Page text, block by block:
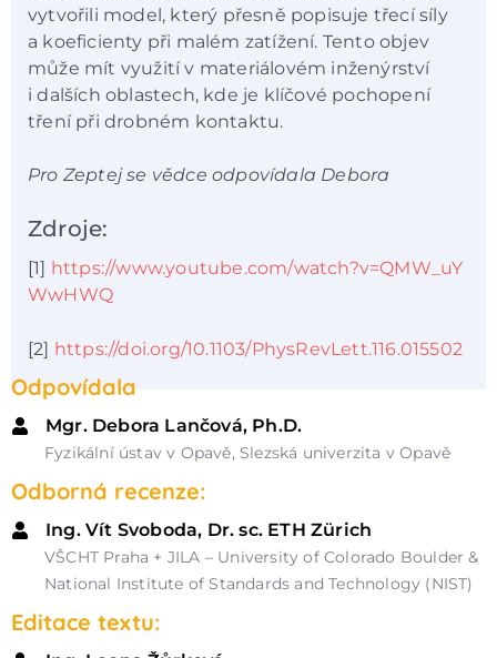
vytvořili model, který přesně popisuje třecí síly
a koeficienty při malém zatížení. Tento objev
může mít využití v materiálovém inženýrství
i dalších oblastech, kde je klíčové pochopení
tření při drobném kontaktu.
Pro Zeptej se vědce odpovídala Debora
Zdroje:
[1] https://www.youtube.com/watch?v=QMW_uY
WwHWQ
[2] https://doi.org/10.1103/PhysRevLett.116.015502
Odpovídala
Mgr. Debora Lančová, Ph.D.
Fyzikální ústav v Opavě, Slezská univerzita v Opavě
Odborná recenze:
Ing. Vít Svoboda, Dr. sc. ETH Zürich
VŠCHT Praha + JILA – University of Colorado Boulder &
National Institute of Standards and Technology (NIST)
Editace textu: